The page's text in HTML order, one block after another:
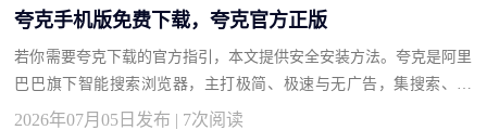
夸克手机版免费下载，夸克官方正版
若你需要夸克下载的官方指引，本文提供安全安装方法。夸克是阿里
巴巴旗下智能搜索浏览器，主打极简、极速与无广告，集搜索、网
盘、扫描于一体。按此获取正版，享受清爽浏览。 下载地址：夸克
2026年07月05日发布 | 7次阅读